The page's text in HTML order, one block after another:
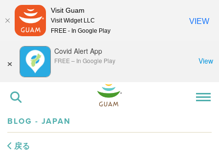
×
Covid Alert App
FREE – In Google Play View
BLOG - JAPAN
戻る
Visit Guam
Visit Widget LLC
FREE - In Google Play
VIEW